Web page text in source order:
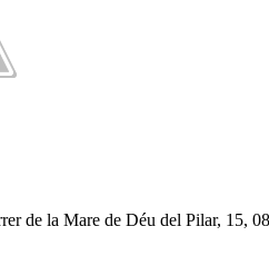
de la Mare de Déu del Pilar, 15,